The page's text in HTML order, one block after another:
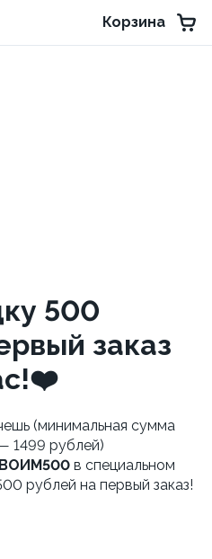
Корзина
500
заказ
(минимальная сумма
1499 рублей)
500 в специальном
рублей на первый заказ!